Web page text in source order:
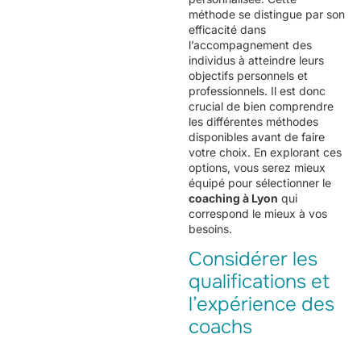
méthode se distingue par son
efficacité dans
l’accompagnement des
individus à atteindre leurs
objectifs personnels et
professionnels. Il est donc
crucial de bien comprendre
les différentes méthodes
disponibles avant de faire
votre choix. En explorant ces
options, vous serez mieux
équipé pour sélectionner le
coaching à Lyon qui
correspond le mieux à vos
besoins.
Considérer les
qualifications et
l’expérience des
coachs